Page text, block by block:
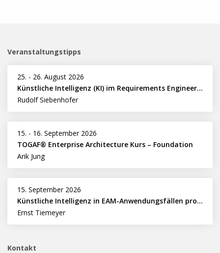
Veranstaltungstipps
25. - 26. August 2026
Künstliche Intelligenz (KI) im Requirements Engineering erfolgreich einsetzen
Rudolf Siebenhofer
15. - 16. September 2026
TOGAF® Enterprise Architecture Kurs – Foundation
Arik Jung
15. September 2026
Künstliche Intelligenz in EAM-Anwendungsfällen professionell nutzen
Ernst Tiemeyer
Kontakt